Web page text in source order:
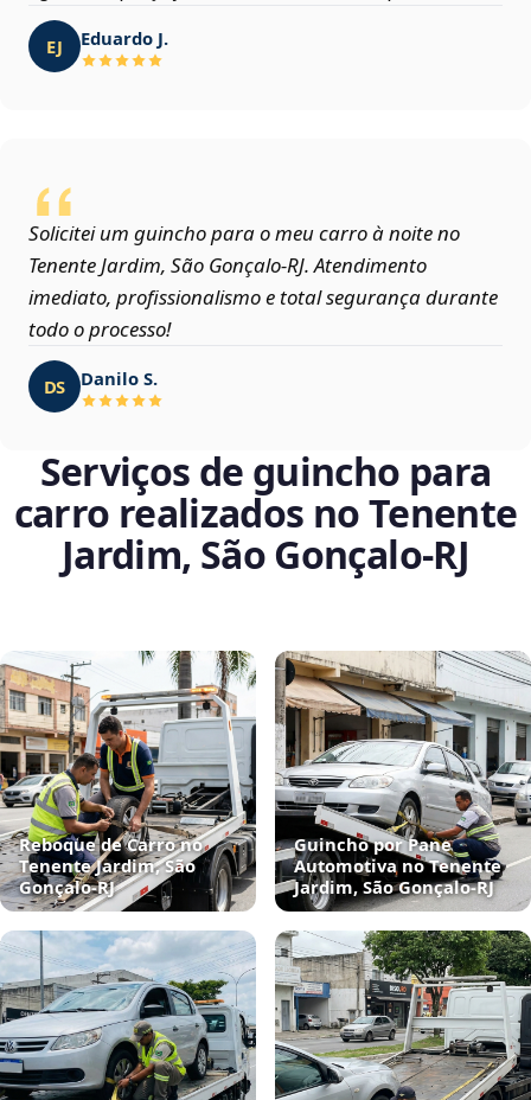
EJ Eduardo J.
Solicitei um guincho para o meu carro à noite no
Tenente Jardim, São Gonçalo‑RJ. Atendimento
imediato, profissionalismo e total segurança durante
todo o processo!
DS Danilo S.
Serviços de guincho para
carro realizados no Tenente
Jardim, São Gonçalo‑RJ
Reboque de Carro no
Tenente Jardim, São
Gonçalo‑RJ
Guincho por Pane
Automotiva no Tenente
Jardim, São Gonçalo‑RJ